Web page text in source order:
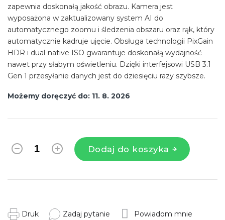
Możemy doręczyć do: 11. 8. 2026
Dodaj do koszyka
zapewnia doskonałą jakość obrazu. Kamera jest
wyposażona w zaktualizowany system AI do
automatycznego zoomu i śledzenia obszaru oraz rąk, który
automatycznie kadruje ujęcie. Obsługa technologii PixGain
HDR i dual-native ISO gwarantuje doskonałą wydajność
nawet przy słabym oświetleniu. Dzięki interfejsowi USB 3.1
Gen 1 przesyłanie danych jest do dziesięciu razy szybsze.
Druk Zadaj pytanie Powiadom mnie